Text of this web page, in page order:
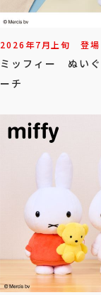
2026年7月上旬 登場
ミッフィー ぬい
ーチ